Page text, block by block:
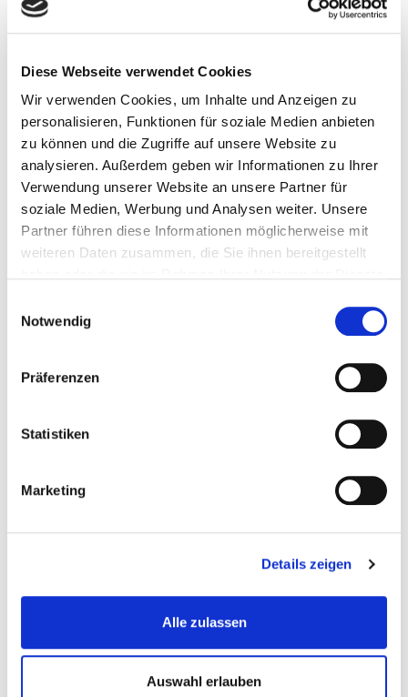
Diese Webseite verwendet Cookies
Wir verwenden Cookies, um Inhalte und Anzeigen zu
personalisieren, Funktionen für soziale Medien anbieten
zu können und die Zugriffe auf unsere Website zu
analysieren. Außerdem geben wir Informationen zu Ihrer
Verwendung unserer Website an unsere Partner für
soziale Medien, Werbung und Analysen weiter. Unsere
Partner führen diese Informationen möglicherweise mit
weiteren Daten zusammen, die Sie ihnen bereitgestellt
Notwendig
Präferenzen
Statistiken
Marketing
Details zeigen
Alle zulassen
Auswahl erlauben
7Mind
7Mind bringt mit Meditation und Achtsamkeit
mehr Gelassenheit in deinen Alltag. So stärkst du
dein Wohlbefinden, deinen Umgang mit Stress und
deine psychische Gesundheit.
Ähnliche Beiträge
YOGA